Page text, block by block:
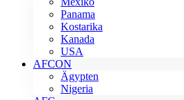
Panama
Kostarika
Kanada
USA
AFCON
Ägypten
Nigeria